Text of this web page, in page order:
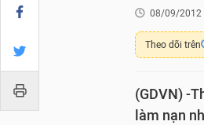
08/09/2012
Theo dõi trên
(GDVN) -
làm nạn